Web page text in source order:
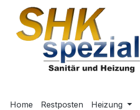
Hauptinhalt springen
Zur Suche springen
Zur Hauptnavigation springen
Home Restposten Heizung